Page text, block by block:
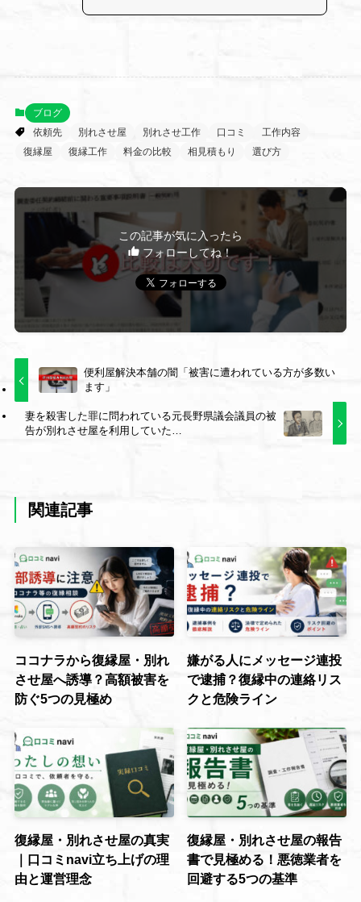
ブログ
依頼先
別れさせ屋 別れさせ工作 口コミ
工作内容
復縁屋
復縁工作 料金の比較 相見積もり 選び方
この記事が気に入ったら
フォローしてね！
便利屋解決本舗の闇「被害に遭われている方が多数い
ます」
妻を殺害した罪に問われている元長野県議会議員の被
告が別れさせ屋を利用していた…
関連記事
ココナラから復縁屋・別れ
させ屋へ誘導？高額被害を
防ぐ5つの見極め
嫌がる人にメッセージ連投
で逮捕？復縁中の連絡リス
クと危険ライン
復縁屋・別れさせ屋の真実
｜口コミnavi立ち上げの理
由と運営理念
復縁屋・別れさせ屋の報告
書で見極める！悪徳業者を
回避する5つの基準